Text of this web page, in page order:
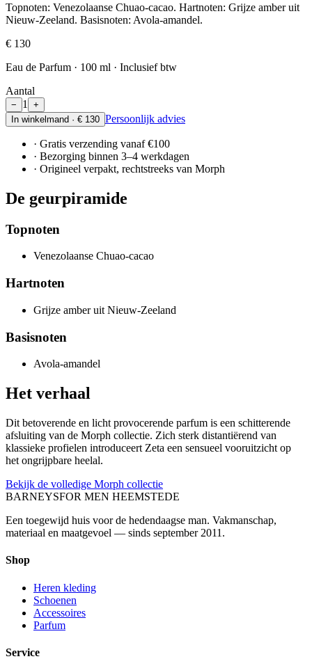
Topnoten: Venezolaanse Chuao-cacao. Hartnoten: Grijze amber uit
Nieuw-Zeeland. Basisnoten: Avola-amandel.
€ 130
Eau de Parfum · 100 ml · Inclusief btw
Aantal
− 1
+
In winkelmand · € 130 Persoonlijk advies
· Gratis verzending vanaf €100
· Bezorging binnen 3–4 werkdagen
· Origineel verpakt, rechtstreeks van Morph
De geurpiramide
Topnoten
Venezolaanse Chuao-cacao
Hartnoten
Grijze amber uit Nieuw-Zeeland
Basisnoten
Avola-amandel
Het verhaal
Dit betoverende en licht provocerende parfum is een schitterende
afsluiting van de Morph collectie. Zich sterk distantiërend van
klassieke profielen introduceert Zeta een sensueel vooruitzicht op
het ongrijpbare heelal.
Bekijk de volledige Morph collectie
BARNEYSFOR MEN HEEMSTEDE
Een toegewijd huis voor de hedendaagse man. Vakmanschap,
materiaal en maatgevoel — sinds september 2011.
Shop
Heren kleding
Schoenen
Accessoires
Parfum
Service